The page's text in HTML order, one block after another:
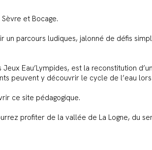
et Bocage.
parcours ludiques, jalonné de défis
Eau’Lympides, est la reconstitution d’un
peuvent y découvrir le cycle de l’eau lors
ce site pédagogique.
profiter de la vallée de La Logne, du